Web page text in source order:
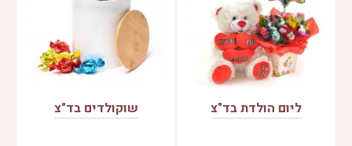
ליום הולדת בד"צ שוקולדים בד"צ